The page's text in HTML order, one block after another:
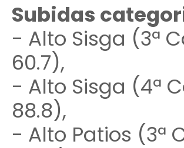
Subidas
- Alto Sisga (3ª
60.7),
- Alto Sisga (4ª
88.8),
- Alto Patios (3ª